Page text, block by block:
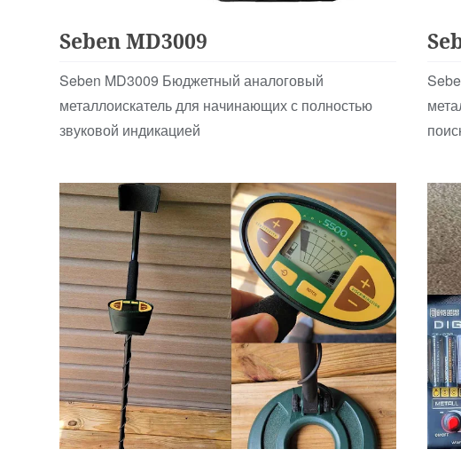
Seben MD3009
Seben MD3009 Бюджетный аналоговый
металлоискатель для начинающих с полностью
звуковой индикацией
Seben
Для Начинающих Для